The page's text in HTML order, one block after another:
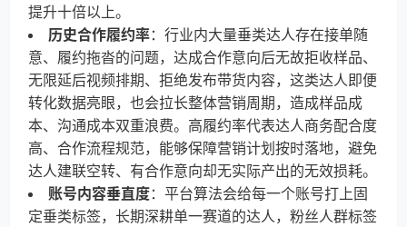
提升十倍以上。
历史合作履约率：行业内大量垂类达人存在接单随
意、履约拖沓的问题，达成合作意向后无故拒收样品、
无限延后视频排期、拒绝发布带货内容，这类达人即便
转化数据亮眼，也会拉长整体营销周期，造成样品成
本、沟通成本双重浪费。高履约率代表达人商务配合度
高、合作流程规范，能够保障营销计划按时落地，避免
达人建联空转、有合作意向却无实际产出的无效损耗。
账号内容垂直度：平台算法会给每一个账号打上固
定垂类标签，长期深耕单一赛道的达人，粉丝人群标签